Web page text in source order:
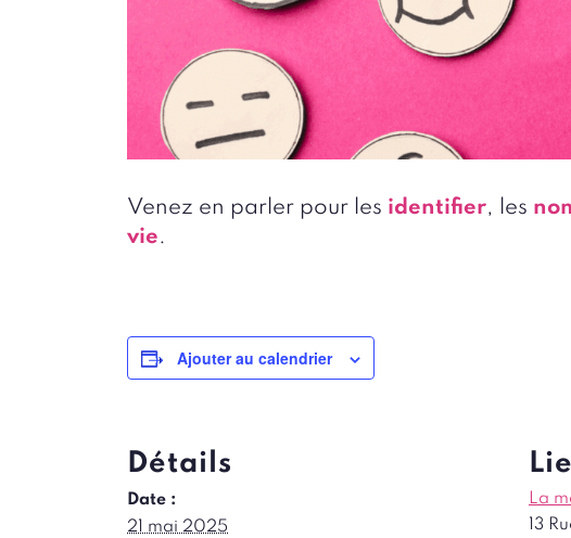
Venez en parler pour les identifier, les
vie.
Ajouter au calendrier
Détails
Date :
21 mai 2025
La
13